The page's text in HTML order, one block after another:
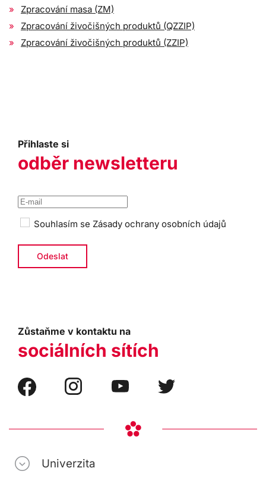
Zpracování masa (ZM)
Zpracování živočišných produktů (QZZIP)
Zpracování živočišných produktů (ZZIP)
Přihlaste si
odběr newsletteru
Souhlasím se Zásady ochrany osobních údajů
Zůstaňme v kontaktu na
sociálních sítích
Univerzita